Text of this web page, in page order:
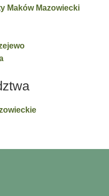
Maków Mazowiecki